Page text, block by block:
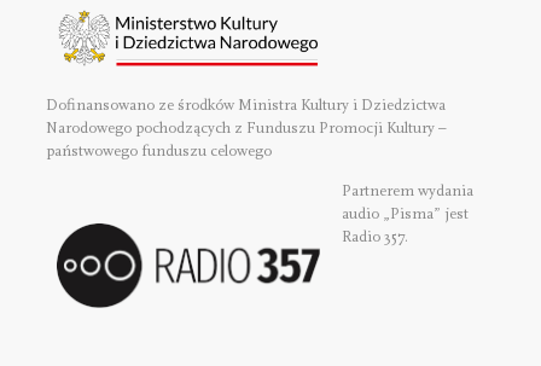
Dofinansowano ze środków Ministra Kultury i Dziedzictwa
Narodowego pochodzących z Funduszu Promocji Kultury –
państwowego funduszu celowego
Partnerem wydania
audio „Pisma” jest
Radio 357.